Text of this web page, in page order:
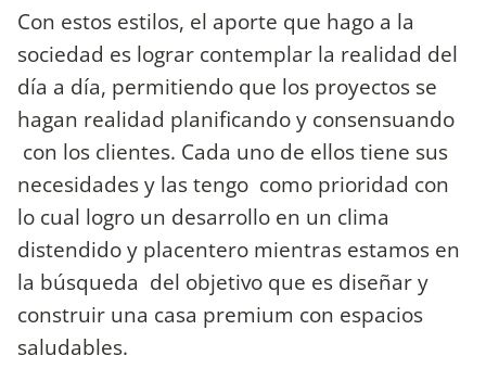
Con estos estilos, el aporte que hago a la
sociedad es lograr contemplar la realidad del
día a día, permitiendo que los proyectos se
hagan realidad planificando y consensuando
con los clientes. Cada uno de ellos tiene sus
necesidades y las tengo como prioridad con
lo cual logro un desarrollo en un clima
distendido y placentero mientras estamos en
la búsqueda del objetivo que es diseñar y
construir una casa premium con espacios
saludables.